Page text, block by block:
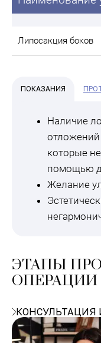
Липосакция боков
ПОКАЗАНИЯ
Наличие
отложений
которые
помощью
Желание
ЭТАПЫ
ОПЕРАЦИИ
КОНСУЛЬТАЦИЯ